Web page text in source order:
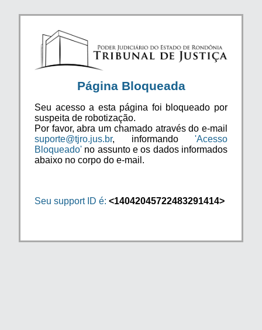
Página Bloqueada
Seu acesso a esta página foi bloqueado por
suspeita de robotização.
Por favor, abra um chamado através do e-mail
suporte@tjro.jus.br, informando 'Acesso
Bloqueado' no assunto e os dados informados
abaixo no corpo do e-mail.
Seu support ID é: <14042045722483291414>